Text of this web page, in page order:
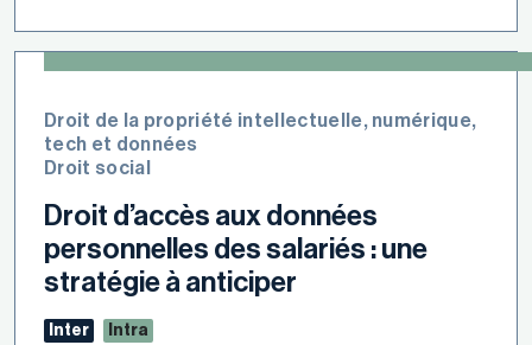
Droit de la propriété intellectuelle, numérique,
tech et données
Droit social
Droit d’accès aux données
personnelles des salariés : une
stratégie à anticiper
Inter Intra